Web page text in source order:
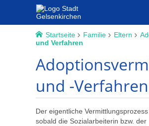
Startseite Familie Eltern
und Verfahren
und -Verfahren
Der eigentliche Vermittlungsprozess
sobald die Sozialarbeiterin bzw. der